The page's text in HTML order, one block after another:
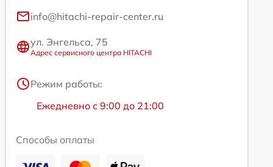
info@hitachi-repair-center.ru
ул. Энгельса, 75
Адрес сервисного центра HITACHI
Режим работы:
Ежедневно с 9:00 до 21:00
Способы оплаты